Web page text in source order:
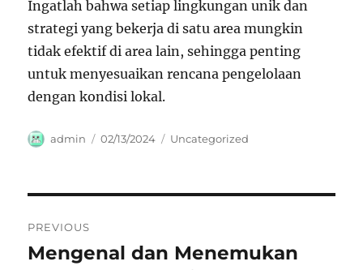
Ingatlah bahwa setiap lingkungan unik dan
strategi yang bekerja di satu area mungkin
tidak efektif di area lain, sehingga penting
untuk menyesuaikan rencana pengelolaan
dengan kondisi lokal.
Author
admin
Posted
02/13/2024 Categories
Uncategorized
pos
PREVIOUS
Previous
Mengenal dan Menemukan